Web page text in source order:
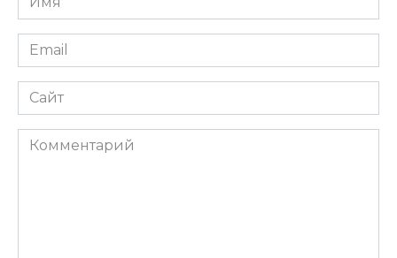
*
Email
*
Сайт
Комментарий